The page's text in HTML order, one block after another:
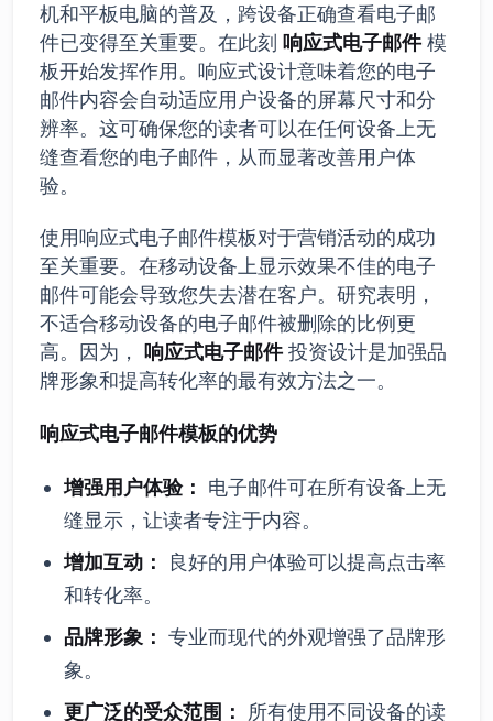
机和平板电脑的普及，跨设备正确查看电子邮
件已变得至关重要。在此刻 响应式电子邮件模
板开始发挥作用。响应式设计意味着您的电子
邮件内容会自动适应用户设备的屏幕尺寸和分
辨率。这可确保您的读者可以在任何设备上无
缝查看您的电子邮件，从而显著改善用户体
验。
使用响应式电子邮件模板对于营销活动的成功
至关重要。在移动设备上显示效果不佳的电子
邮件可能会导致您失去潜在客户。研究表明，
不适合移动设备的电子邮件被删除的比例更
高。因为， 响应式电子邮件投资设计是加强品
牌形象和提高转化率的最有效方法之一。
响应式电子邮件模板的优势
增强用户体验：
电子邮件可在所有设备上无
缝显示，让读者专注于内容。
增加互动：
良好的用户体验可以提高点击率
和转化率。
品牌形象： 专业而现代的外观增强了品牌形
象。
更广泛的受众范围：
所有使用不同设备的读